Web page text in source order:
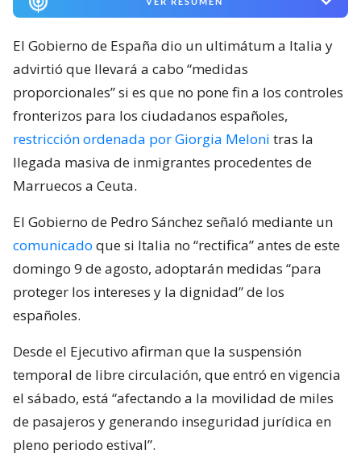
El Gobierno de España dio un ultimátum a Italia y
advirtió que llevará a cabo “medidas
proporcionales” si es que no pone fin a los controles
fronterizos para los ciudadanos españoles,
restricción ordenada por Giorgia Meloni tras la
llegada masiva de inmigrantes procedentes de
Marruecos a Ceuta.
El Gobierno de Pedro Sánchez señaló mediante un
comunicado que si Italia no “rectifica” antes de este
domingo 9 de agosto, adoptarán medidas “para
proteger los intereses y la dignidad” de los
españoles.
Desde el Ejecutivo afirman que la suspensión
temporal de libre circulación, que entró en vigencia
el sábado, está “afectando a la movilidad de miles
de pasajeros y generando inseguridad jurídica en
pleno periodo estival”.